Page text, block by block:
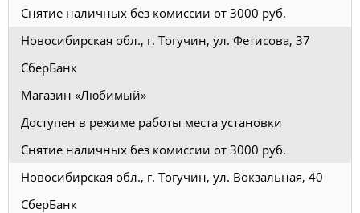
Снятие наличных без комиссии от 3000 руб.
Новосибирская обл., г. Тогучин, ул. Фетисова, 37
СберБанк
Магазин «Любимый»
Доступен в режиме работы места установки
Снятие наличных без комиссии от 3000 руб.
Новосибирская обл., г. Тогучин, ул. Вокзальная, 40
СберБанк